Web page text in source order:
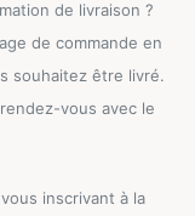
de livraison ?
de commande en
souhaitez être livré.
vous avec le
inscrivant à la